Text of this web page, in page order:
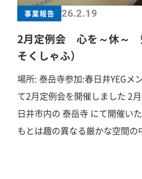
来へ挑戦するYEGの姿勢が力強
る会員総会も開催され、全国の
し、今後の活動方針や組織の方
な議論が交わされました。 さらに、2月25日から
27日までの3日間にわたり、群
に多彩な分科会が開催されまし
文化、産業を体感できる内容と
事業報告 26.2.19
2月定例会 心を～休～
そくしゃふ）
場所: 泰岳寺参加:春日井YEGメンバー
て2月定例会を開催しました 2月の定例会は、春
日井市内の 泰岳寺 にて開催い
もとは趣の異なる厳かな空間の